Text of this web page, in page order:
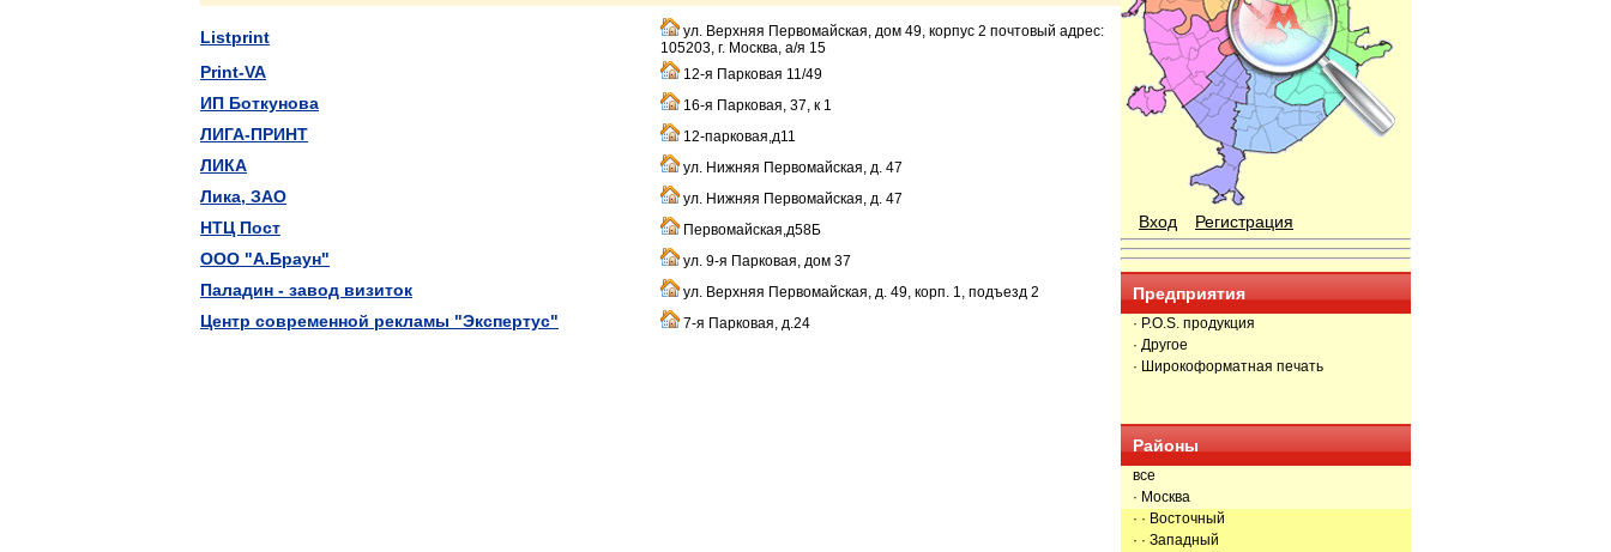
Listprint
ул. Верхняя Первомайская, дом 49, корпус 2 почтовый адрес:
105203, г. Москва, а/я 15
Print-VA 12-я Парковая 11/49
ИП Боткунова 16-я Парковая, 37, к 1
ЛИГА-ПРИНТ 12-парковая,д11
ЛИКА ул. Нижняя Первомайская, д. 47
Лика, ЗАО ул. Нижняя Первомайская, д. 47
НТЦ Пост Первомайская,д58Б
ООО "А.Браун" ул. 9-я Парковая, дом 37
Паладин - завод визиток ул. Верхняя Первомайская, д. 49, корп. 1, подъезд 2
Центр современной рекламы "Экспертус" 7-я Парковая, д.24
Вход Регистрация
Предприятия
· P.O.S. продукция
· Другое
· Широкоформатная печать
Районы
все
· Москва
· · Восточный
· · Западный